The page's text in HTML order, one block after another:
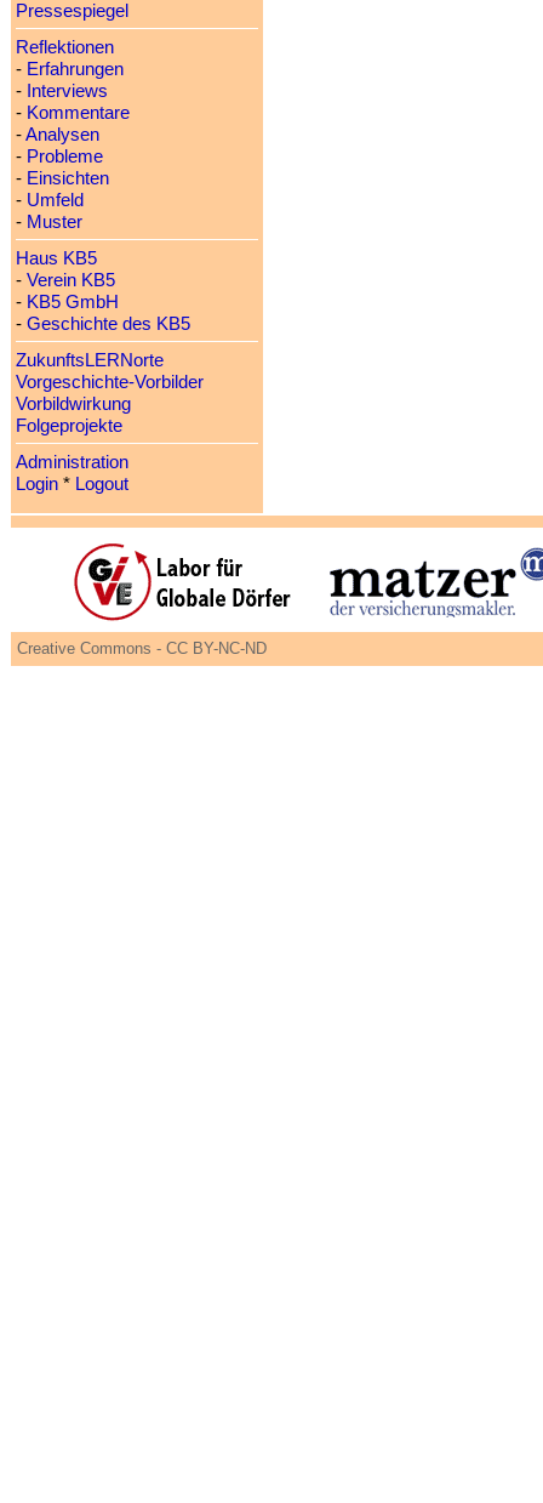
Pressespiegel
Reflektionen
- Erfahrungen
- Interviews
- Kommentare
-Analysen
- Probleme
- Einsichten
- Umfeld
- Muster
Haus KB5
- Verein KB5
- KB5 GmbH
- Geschichte des KB5
ZukunftsLERNorte
Vorgeschichte-Vorbilder
Vorbildwirkung
Folgeprojekte
Administration
Login* Logout
Creative Commons - CC BY-NC-ND